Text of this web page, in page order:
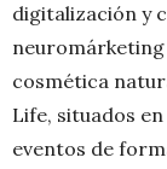
digitalización y
cosmética
Life, situados
eventos de